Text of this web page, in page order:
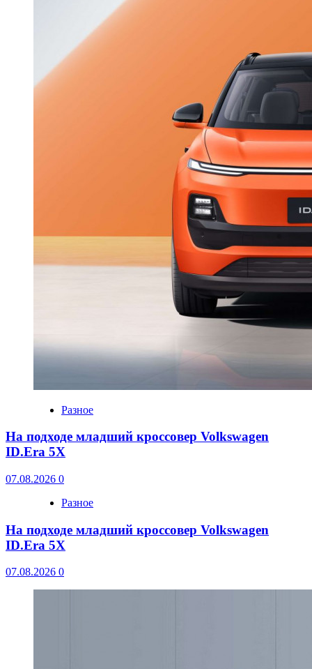
Разное
На подходе младший кроссовер Volkswagen
ID.Era 5X
07.08.2026 0
Разное
На подходе младший кроссовер Volkswagen
ID.Era 5X
07.08.2026 0